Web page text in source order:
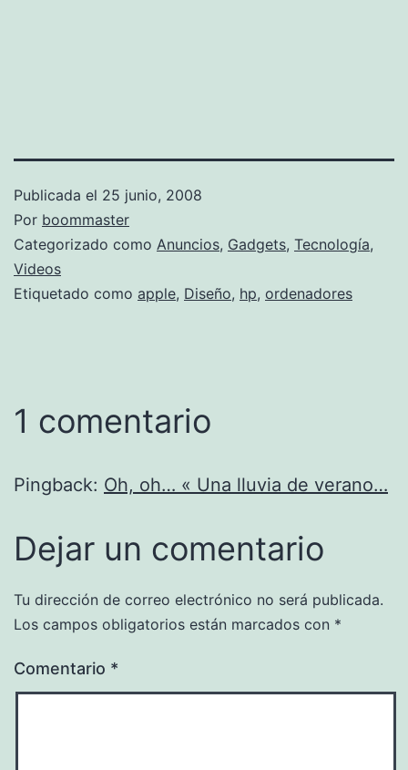
Publicada el 25 junio, 2008
Por boommaster
Categorizado como Anuncios, Gadgets, Tecnología,
Videos
Etiquetado como apple, Diseño, hp, ordenadores
1 comentario
Pingback: Oh, oh… « Una lluvia de verano…
Dejar un comentario
Tu dirección de correo electrónico no será publicada.
Los campos obligatorios están marcados con *
Comentario *